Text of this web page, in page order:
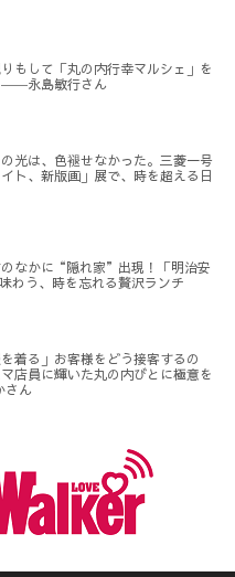
もして「丸の内行幸マルシェ」を
――永島敏行さん
の光は、色褪せなかった。三菱一号
ト、新版画」展で、時を超える日
なかに“隠れ家”出現！「明治安
わう、時を忘れる贅沢ランチ
着る」お客様をどう接客するの
店員に輝いた丸の内びとに極意を
ん